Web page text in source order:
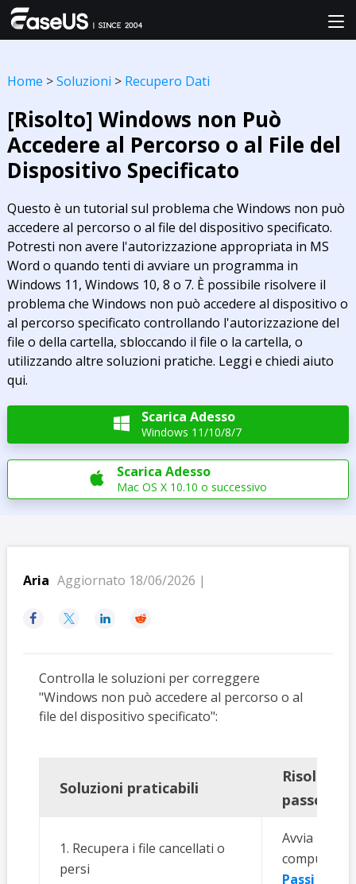
Home >Soluzioni > Recupero Dati
[Risolto] Windows non Può
Accedere al Percorso o al File del
Dispositivo Specificato
Questo è un tutorial sul problema che Windows non può
accedere al percorso o al file del dispositivo specificato.
Potresti non avere l'autorizzazione appropriata in MS
Word o quando tenti di avviare un programma in
Windows 11, Windows 10, 8 o 7. È possibile risolvere il
problema che Windows non può accedere al dispositivo o
al percorso specificato controllando l'autorizzazione del
file o della cartella, sbloccando il file o la cartella, o
utilizzando altre soluzioni pratiche. Leggi e chiedi aiuto
qui.
 Scarica Adesso
Windows 11/10/8/7
 Scarica Adesso
Mac OS X 10.10 o successivo
Aria Aggiornato 18/06/2026 |
   
Controlla le soluzioni per correggere
"Windows non può accedere al percorso o al
file del dispositivo specificato":
Soluzioni praticabili
passo
1. Recupera i file cancellati o
persi
Avvia il
computer.
Passi